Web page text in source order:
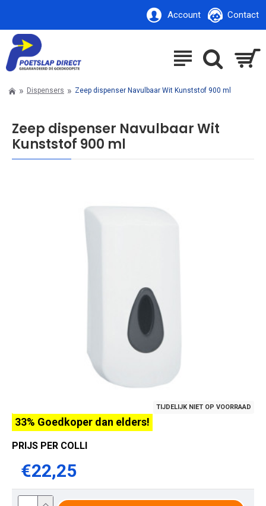
Account Contact
Dispensers Zeep dispenser Navulbaar Wit Kunststof 900 ml
Zeep dispenser Navulbaar Wit
Kunststof 900 ml
TIJDELIJK NIET OP VOORRAAD
33% Goedkoper dan elders!
PRIJS PER COLLI
€22,25